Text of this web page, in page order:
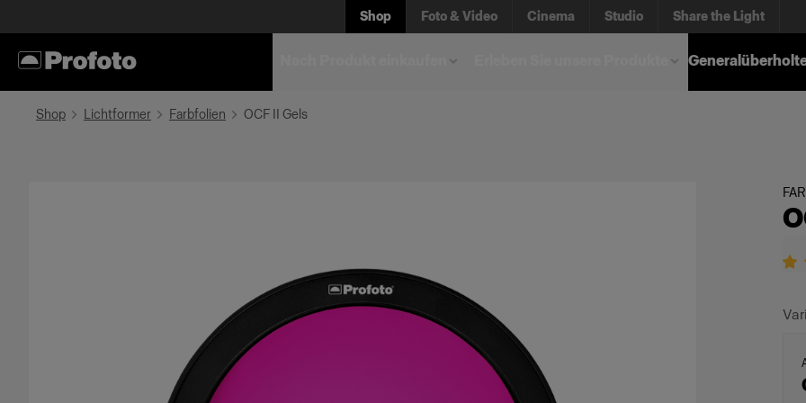
Shop Foto & Video Cinema Studio Share the Light
Shop Lichtformer Farbfolien OCF II Gels